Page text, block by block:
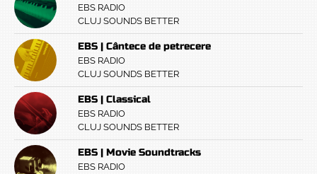
EBS RADIO
CLUJ SOUNDS BETTER
EBS | Cântece de petrecere
EBS RADIO
CLUJ SOUNDS BETTER
EBS | Classical
EBS RADIO
CLUJ SOUNDS BETTER
EBS | Movie Soundtracks
EBS RADIO